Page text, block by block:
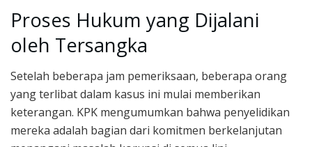
Proses Hukum yang Dijalani
oleh Tersangka
Setelah beberapa jam pemeriksaan, beberapa orang
yang terlibat dalam kasus ini mulai memberikan
keterangan. KPK mengumumkan bahwa penyelidikan
mereka adalah bagian dari komitmen berkelanjutan